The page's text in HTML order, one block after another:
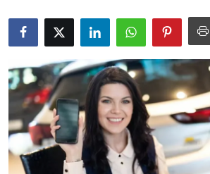
Sorgulamalar
İkinci El & Alım-Satım
Bakım & Arıza Çözümleri
Elektrikli & Hibrit
Kiralama & Filo